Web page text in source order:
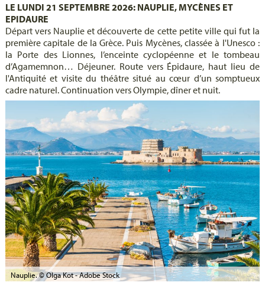
LE LUNDI 21 SEPTEMBRE 2026: NAUPLIE, MYCÈNES ET
EPIDAURE
Départ vers Nauplie et découverte de cette petite ville qui fut la
première capitale de la Grèce. Puis Mycènes, classée à l'Unesco :
la Porte des Lionnes, l’enceinte cyclopéenne et le tombeau
d’Agamemnon… Déjeuner. Route vers Épidaure, haut lieu de
l'Antiquité et visite du théâtre situé au cœur d’un somptueux
cadre naturel. Continuation vers Olympie, dîner et nuit.
Nauplie. © Olga Kot - Adobe Stock